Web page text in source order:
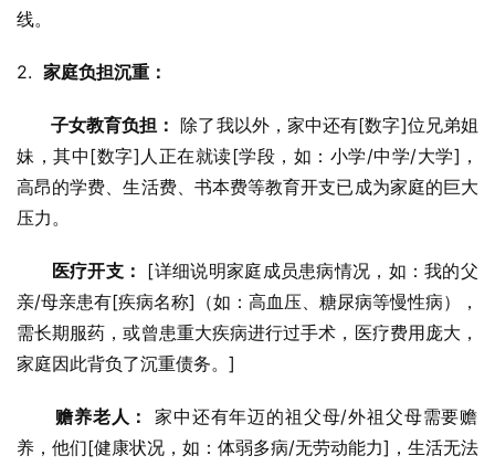
线。
2. 家庭负担沉重：
子女教育负担： 除了我以外，家中还有[数字]位兄弟姐
妹，其中[数字]人正在就读[学段，如：小学/中学/大学]，
高昂的学费、生活费、书本费等教育开支已成为家庭的巨大
压力。
医疗开支： [详细说明家庭成员患病情况，如：我的父
亲/母亲患有[疾病名称]（如：高血压、糖尿病等慢性病），
需长期服药，或曾患重大疾病进行过手术，医疗费用庞大，
家庭因此背负了沉重债务。]
赡养老人：
家中还有年迈的祖父母/外祖父母需要赡
养，他们[健康状况，如：体弱多病/无劳动能力]，生活无法